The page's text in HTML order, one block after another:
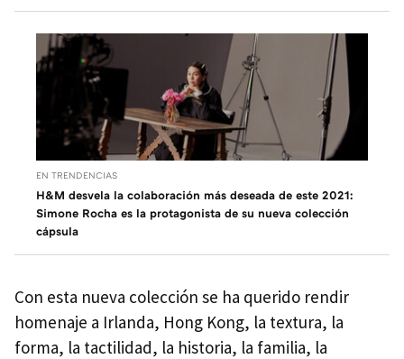
EN TRENDENCIAS
H&M desvela la colaboración más deseada de este 2021:
Simone Rocha es la protagonista de su nueva colección
cápsula
Con esta nueva colección se ha querido rendir
homenaje a Irlanda, Hong Kong, la textura, la
forma, la tactilidad, la historia, la familia, la